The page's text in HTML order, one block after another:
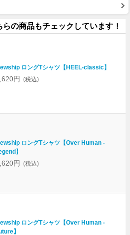
の商品もチェックしています！
ロングTシャツ【HEEL-classic】
円 (税込)
ロングTシャツ【Over Human -
】
円 (税込)
ロングTシャツ【Over Human -
】